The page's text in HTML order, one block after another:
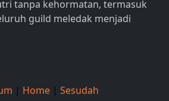
tanpa kehormatan, termasuk
guild meledak menjadi
| Home | Sesudah